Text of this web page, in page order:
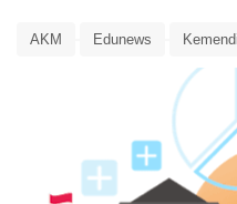
AKM Edunews
Program Guru Belajar Seri AKM
Program Guru Belajar Seri